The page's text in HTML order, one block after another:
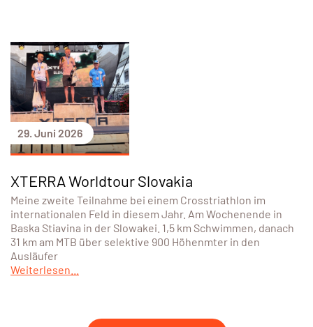
29. Juni 2026
XTERRA Worldtour Slovakia
Meine zweite Teilnahme bei einem Crosstriathlon im
internationalen Feld in diesem Jahr. Am Wochenende in
Baska Stiavina in der Slowakei. 1,5 km Schwimmen, danach
31 km am MTB über selektive 900 Höhenmter in den
Ausläufer
Weiterlesen...